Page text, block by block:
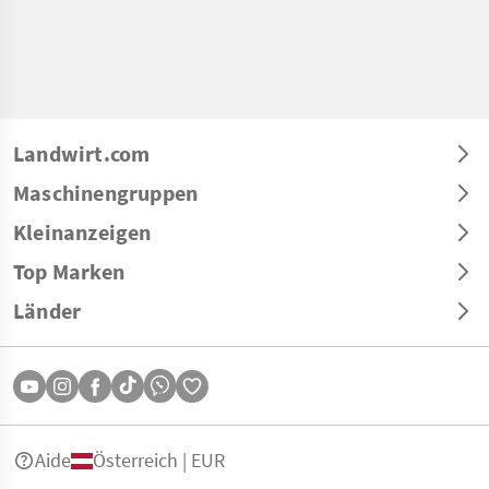
Landwirt.com
Maschinengruppen
Kleinanzeigen
Top Marken
Länder
Aide Österreich | EUR